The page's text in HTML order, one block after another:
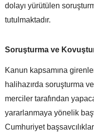
dolayı yürütülen
tutulmaktadır.
Soruşturma ve
Kanun kapsamına
halihazırda soruşturma
merciler tarafından
yararlanmaya yönelik
Cumhuriyet